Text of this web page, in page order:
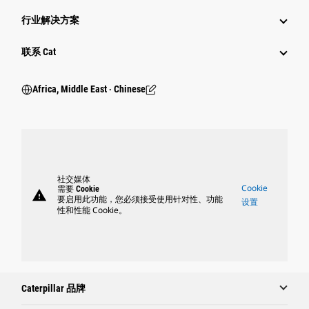
行业解决方案
行业
联系 Cat
Africa, Middle East ‧ Chinese
warning
社交媒体
需要 Cookie
要启用此功能，您必须接受使用针对性、功能
性和性能 Cookie。
Cookie
设置
Caterpillar 品牌